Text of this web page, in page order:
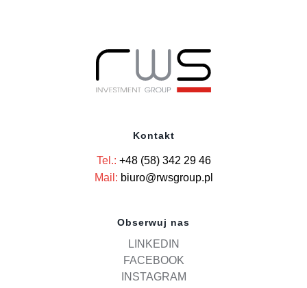
Kontakt
Tel.: +48 (58) 342 29 46
Mail: biuro@rwsgroup.pl
Obserwuj nas
LINKEDIN
FACEBOOK
INSTAGRAM